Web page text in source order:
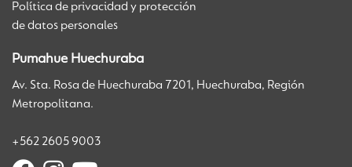
Política de privacidad y protección
de datos personales
Pumahue Huechuraba
Av. Sta. Rosa de Huechuraba 7201, Huechuraba, Región
Metropolitana.
+562 2605 9003